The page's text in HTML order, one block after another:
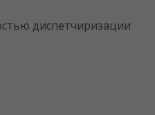
диспетчиризации